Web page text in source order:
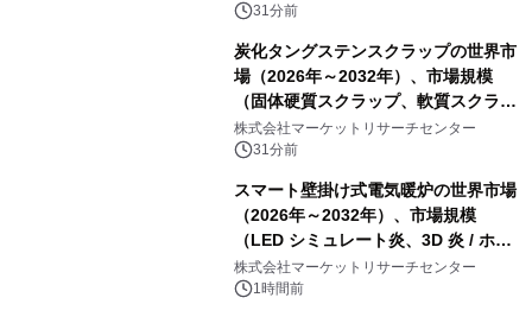
31分前
炭化タングステンスクラップの世界市
場（2026年～2032年）、市場規模
（固体硬質スクラップ、軟質スクラッ
プ、削りくず、研削スラッジ、フィル
ター媒体、微粉、オーバースプレー、
を発表
株式会社マーケットリサーチセンター
31分前
スマート壁掛け式電気暖炉の世界市場
（2026年～2032年）、市場規模
（LED シミュレート炎、3D 炎 / ホロ
グラフィック効果、水ミスト炎）・分
析レポートを発表
株式会社マーケットリサーチセンター
1時間前